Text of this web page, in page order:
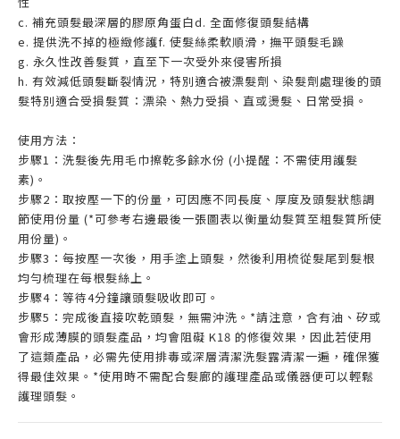
c. 補充頭髮最深層的膠原角蛋白d. 全面修復頭髮結構
e. 提供洗不掉的極緻修護f. 使髮絲柔軟順滑，撫平頭髮毛躁
g. 永久性改善髮質，直至下一次受外來侵害所損
h. 有效減低頭髮斷裂情況，特別適合被漂髮劑、染髮劑處理後的頭
髮特別適合受損髮質：漂染、熱力受損、直或燙髮、日常受損。
使用方法：
步驟1：洗髮後先用毛巾擦乾多餘水份 (小提醒：不需使用護髮
素)。
步驟2：取按壓一下的份量，可因應不同長度、厚度及頭髮狀態調
節使用份量 (*可參考右邊最後一張圖表以衡量幼髮質至粗髮質所使
用份量)。
步驟3：每按壓一次後，用手塗上頭髮，然後利用梳從髮尾到髮根
均勻梳理在每根髮絲上。
步驟4：等待4分鐘讓頭髮吸收即可。
步驟5：完成後直接吹乾頭髮，無需沖洗。*請注意，含有油、矽或
會形成薄膜的頭髮產品，均會阻礙 K18 的修復效果，因此若使用
了這類產品，必需先使用排毒或深層清潔洗髮露清潔一遍，確保獲
得最佳效果。*使用時不需配合髮廊的護理產品或儀器便可以輕鬆
護理頭髮。